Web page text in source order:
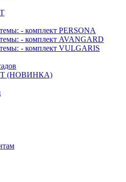
- комплект PERSONA
- комплект AVANGARD
- комплект VULGARIS
(НОВИНКА)